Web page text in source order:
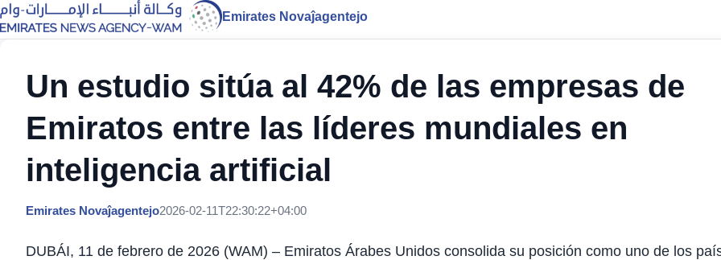
Emirates Novaĵagentejo
Un estudio sitúa al 42% de las empresas de
Emiratos entre las líderes mundiales en
inteligencia artificial
Emirates Novaĵagentejo2026-02-11T22:30:22+04:00
DUBÁI, 11 de febrero de 2026 (WAM) – Emiratos Árabes Unidos consolida su posición como uno de los